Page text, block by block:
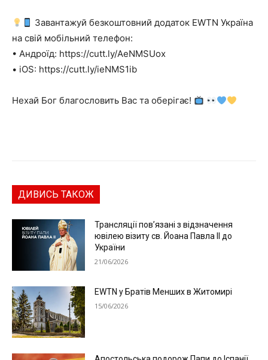
Завантажуй безкоштовний додаток EWTN Україна
на свій мобільний телефон:
• Андроїд: https://cutt.ly/AeNMSUox
• iOS: https://cutt.ly/ieNMS1ib
Нехай Бог благословить Вас та оберігає!
ДИВИСЬ ТАКОЖ
Трансляції пов’язані з відзначення
ювілею візиту св. Йоана Павла ІІ до
України
21/06/2026
EWTN у Братів Менших в Житомирі
15/06/2026